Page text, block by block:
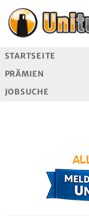
STARTSEITE
PRÄMIEN
JOBSUCHE